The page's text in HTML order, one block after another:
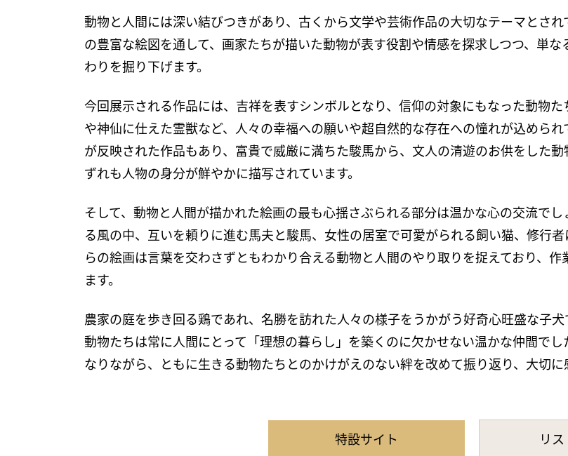
動物と人間には深い結びつきがあり、古くから文学や芸術作品の大切なテーマとさ
の豊富な絵図を通して、画家たちが描いた動物が表す役割や情感を探求しつつ、単
わりを掘り下げます。
今回展示される作品には、吉祥を表すシンボルとなり、信仰の対象にもなった動物
や神仙に仕えた霊獣など、人々の幸福への願いや超自然的な存在への憧れが込めら
が反映された作品もあり、富貴で威厳に満ちた駿馬から、文人の清遊のお供をした
ずれも人物の身分が鮮やかに描写されています。
そして、動物と人間が描かれた絵画の最も心揺さぶられる部分は温かな心の交流で
る風の中、互いを頼りに進む馬夫と駿馬、女性の居室で可愛がられる飼い猫、修行
らの絵画は言葉を交わさずともわかり合える動物と人間のやり取りを捉えており、
ます。
農家の庭を歩き回る鶏であれ、名勝を訪れた人々の様子をうかがう好奇心旺盛な子
動物たちは常に人間にとって「理想の暮らし」を築くのに欠かせない温かな仲間で
なりながら、ともに生きる動物たちとのかけがえのない絆を改めて振り返り、大切に
特設サイト リ